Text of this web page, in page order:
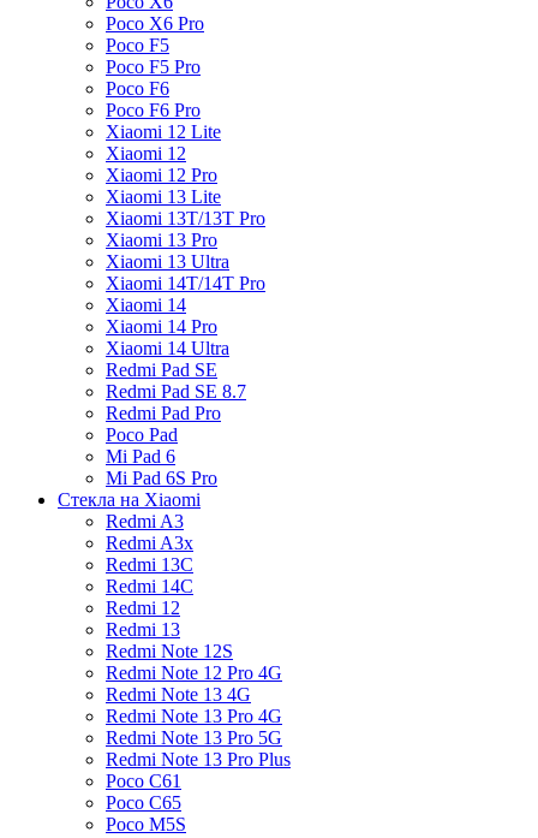
Poco X6 Pro
Poco F5
Poco F5 Pro
Poco F6
Poco F6 Pro
Xiaomi 12 Lite
Xiaomi 12
Xiaomi 12 Pro
Xiaomi 13 Lite
Xiaomi 13T/13T Pro
Xiaomi 13 Pro
Xiaomi 13 Ultra
Xiaomi 14T/14T Pro
Xiaomi 14
Xiaomi 14 Pro
Xiaomi 14 Ultra
Redmi Pad SE
Redmi Pad SE 8.7
Redmi Pad Pro
Poco Pad
Mi Pad 6
Mi Pad 6S Pro
Стекла на Xiaomi
Redmi A3
Redmi A3x
Redmi 13C
Redmi 14C
Redmi 12
Redmi 13
Redmi Note 12S
Redmi Note 12 Pro 4G
Redmi Note 13 4G
Redmi Note 13 Pro 4G
Redmi Note 13 Pro 5G
Redmi Note 13 Pro Plus
Poco C61
Poco C65
Poco M5S